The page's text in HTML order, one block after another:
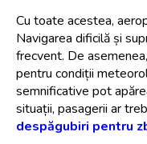
Cu toate acestea,
Navigarea dificilă și
frecvent. De
pentru condiții
semnificative pot
despăgubiri pentru